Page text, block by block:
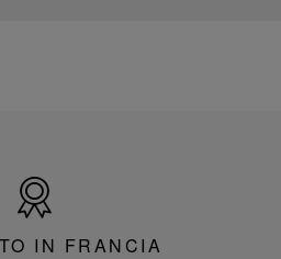
Francia
IN FRANCIA